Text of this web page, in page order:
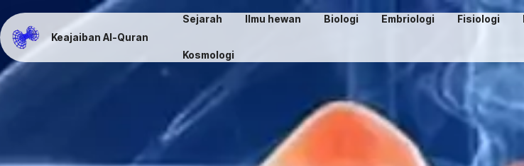
Keajaiban Al-Quran
Sejarah Ilmu hewan Biologi Embriologi Fisiologi
Kosmologi